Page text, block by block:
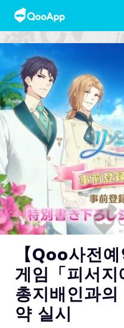
【Qoo사전
게임「피서
총지배인과
약 실시